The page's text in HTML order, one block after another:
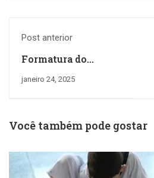
Post anterior
Formatura do
Jardim II: Uma
janeiro 24, 2025
Você também pode gostar